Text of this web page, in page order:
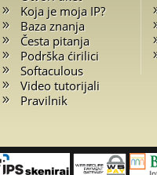
Koja je moja IP?
Baza znanja
Česta pitanja
Podrška ćirilici
Softaculous
Video tutorijali
Pravilnik